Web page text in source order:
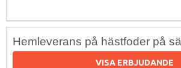
Hemleverans på hästfoder på
VISA ERBJUDANDE